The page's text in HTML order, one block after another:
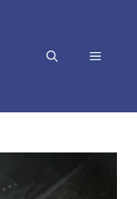
MENU